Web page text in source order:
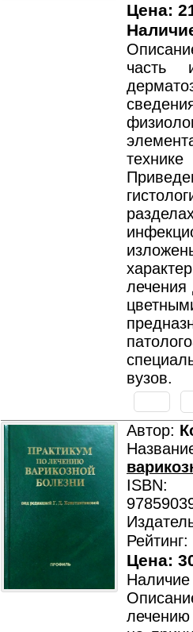
Цена:
часть
лечения
вузов.
Автор:
ISBN:
Рейтинг:
Цена:
Наличие